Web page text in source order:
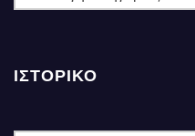
ΙΣΤΟΡΙΚΌ